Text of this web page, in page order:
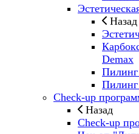
Назад
Demax
Check-up
Назад
Check-up